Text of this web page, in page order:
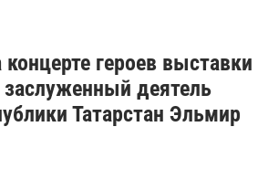
героев выставки
деятель
Татарстан Эльмир